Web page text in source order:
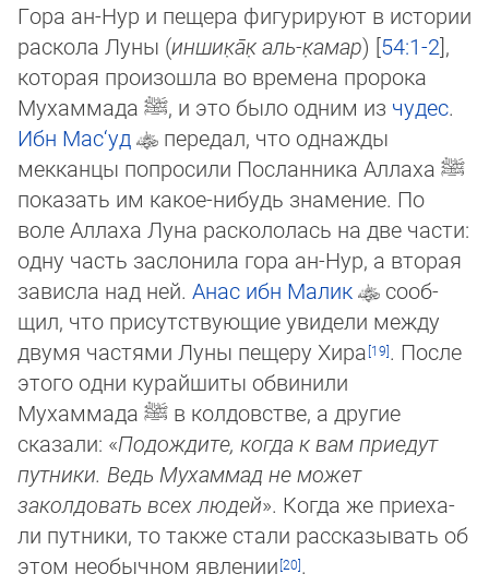
Гора ан-Нур и пещера фигурируют в истории
раскола Луны (иншик̣а̄к̣ аль-к̣амар) [54:1-2],
которая произошла во времена пророка
Мухаммада ﷺ, и это было одним из чудес.
Ибн Мас‘уд
передал, что однажды
мекканцы попросили Посланника Аллаха ﷺ
по­ка­зать им какое-нибудь знамение. По
воле Аллаха Луна раскололась на две час­ти:
од­ну часть заслонила гора ан-Нур, а вторая
зависла над ней. Анас ибн Малик
со­об­
щил, что при­сут­ствующие увидели между
двумя частями Луны пещеру Хира
. Пос­ле
это­го одни ку­рай­шиты обвинили
Мухаммада ﷺ в колдовстве, а другие
сказали: «По­дож­ди­те, ког­да к вам приедут
путники. Ведь Мухаммад не может
заколдовать всех лю­дей». Когда же при­еха­
ли путники, то также стали рассказывать об
этом необычном яв­ле­нии
.